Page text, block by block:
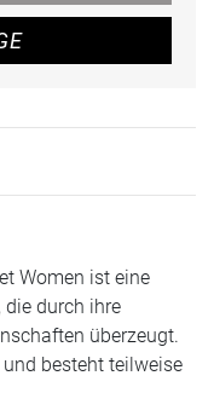
Women ist eine
durch ihre
überzeugt.
besteht teilweise